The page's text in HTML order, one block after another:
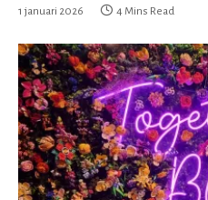
1 januari 2026 4 Mins Read